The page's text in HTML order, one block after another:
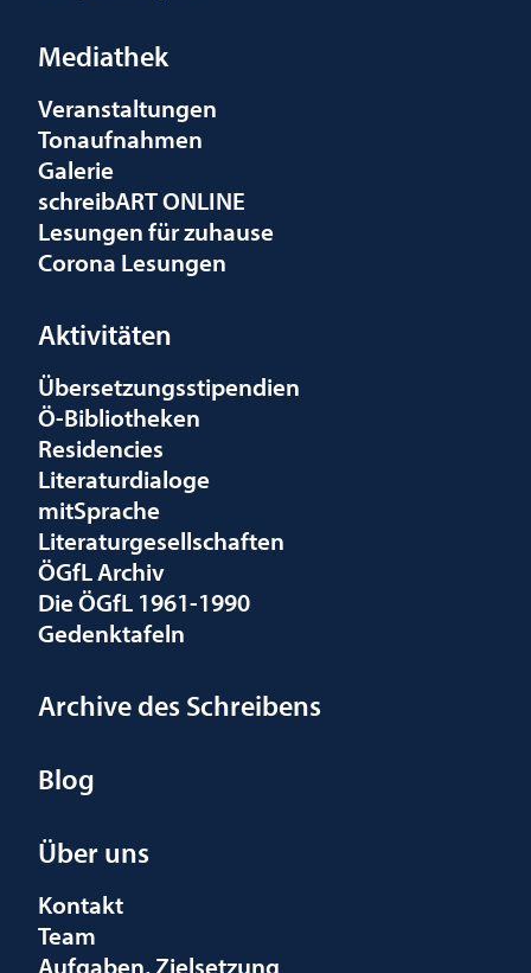
Mediathek
Veranstaltungen
Tonaufnahmen
Galerie
schreibART ONLINE
Lesungen für zuhause
Corona Lesungen
Aktivitäten
Übersetzungsstipendien
Ö-Bibliotheken
Residencies
Literaturdialoge
mitSprache
Literaturgesellschaften
ÖGfL Archiv
Die ÖGfL 1961-1990
Gedenktafeln
Archive des Schreibens
Blog
Über uns
Kontakt
Team
Aufgaben, Zielsetzung